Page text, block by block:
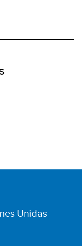
Unidas